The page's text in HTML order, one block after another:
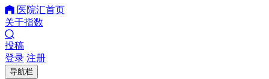
医院汇首页
关于指数
投稿
登录 注册
导航栏